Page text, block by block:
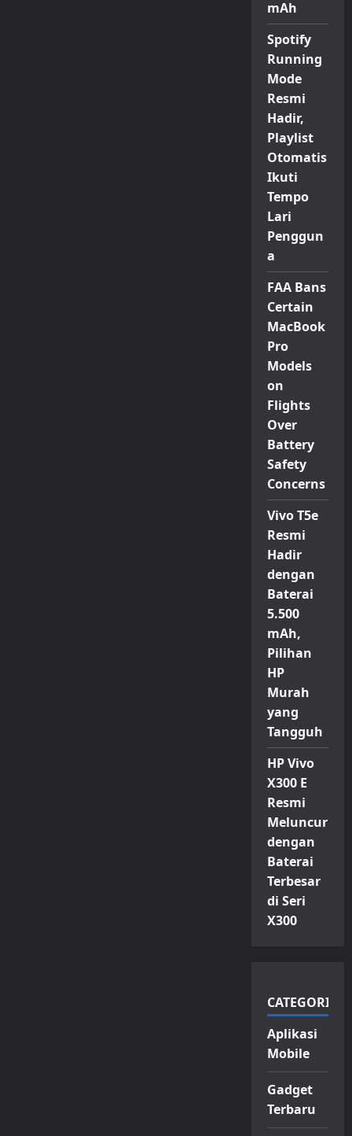
mAh
Spotify
Running
Mode
Resmi
Hadir,
Playlist
Otomatis
Ikuti
Tempo
Lari
Penggun
a
FAA Bans
Certain
MacBook
Pro
Models
on
Flights
Over
Battery
Safety
Concerns
Vivo T5e
Resmi
Hadir
dengan
Baterai
5.500
mAh,
Pilihan
HP
Murah
yang
Tangguh
HP Vivo
X300 E
Resmi
Meluncur
dengan
Baterai
Terbesar
di Seri
X300
CATEGORIES
Aplikasi
Mobile
Gadget
Terbaru